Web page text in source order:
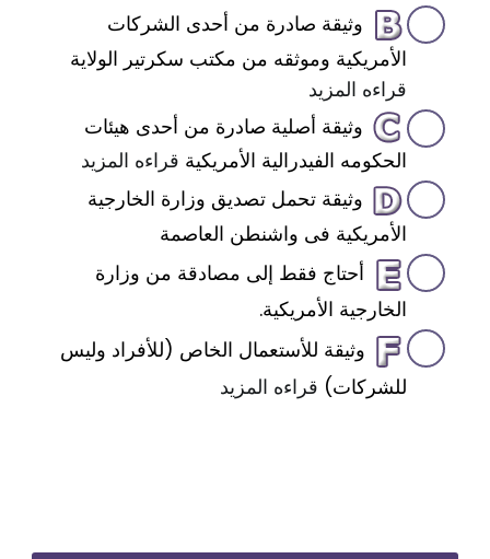
وثيقة صادرة من أحدى الشركات
الأمريكية وموثقه من مكتب سكرتير الولاية
قراءه المزيد
وثيقة أصلية صادرة من أحدى هيئات
الحكومه الفيدرالية الأمريكية قراءه المزيد
وثيقة تحمل تصديق وزارة الخارجية
الأمريكية فى واشنطن العاصمة
أحتاج فقط إلى مصادقة من وزارة
الخارجية الأمريكية.
وثيقة للأستعمال الخاص (للأفراد وليس
للشركات) قراءه المزيد